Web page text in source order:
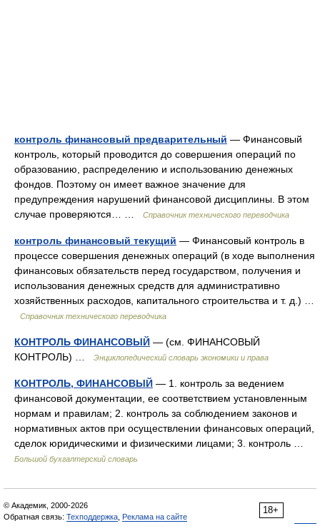
контроль финансовый предварительный — Финансовый
контроль, который проводится до совершения операций по
образованию, распределению и использованию денежных
фондов. Поэтому он имеет важное значение для
предупреждения нарушений финансовой дисциплины. В этом
случае проверяются… …
Справочник технического переводчика
контроль финансовый текущий — Финансовый контроль в
процессе совершения денежных операций (в ходе выполнения
финансовых обязательств перед государством, получения и
использования денежных средств для административно
хозяйственных расходов, капитального строительства и т. д.) …
Справочник технического переводчика
КОНТРОЛЬ ФИНАНСОВЫЙ — (см. ФИНАНСОВЫЙ
КОНТРОЛЬ) …
Энциклопедический словарь экономики и права
КОНТРОЛЬ, ФИНАНСОВЫЙ — 1. контроль за ведением
финансовой документации, ее соответствием установленным
нормам и правилам; 2. контроль за соблюдением законов и
нормативных актов при осуществлении финансовых операций,
сделок юридическими и физическими лицами; 3. контроль …
Большой бухгалтерский словарь
18+
© Академик, 2000-2026
Обратная связь: Техподдержка Реклама на сайте